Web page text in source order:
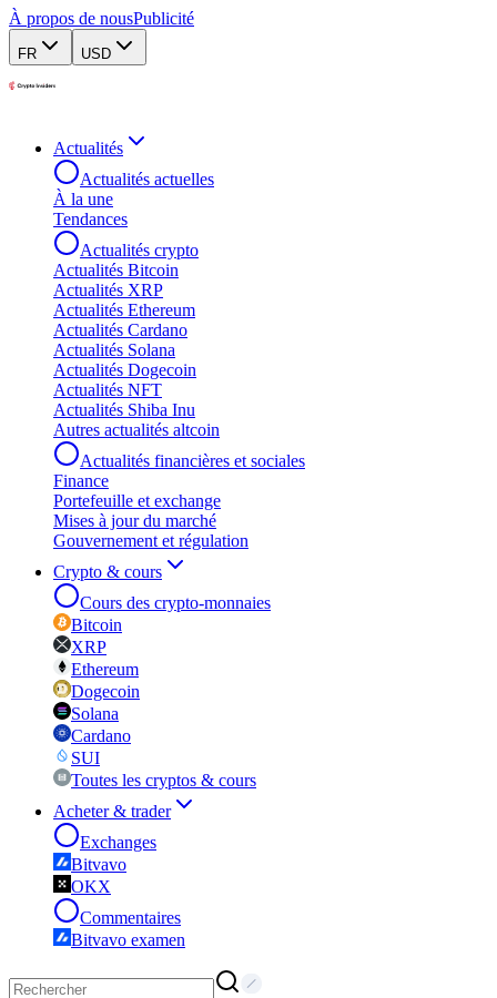
À propos de nousPublicité
FR USD
Actualités
Actualités actuelles
À la une
Tendances
Actualités crypto
Actualités Bitcoin
Actualités XRP
Actualités Ethereum
Actualités Cardano
Actualités Solana
Actualités Dogecoin
Actualités NFT
Actualités Shiba Inu
Autres actualités altcoin
Actualités financières et sociales
Finance
Portefeuille et exchange
Mises à jour du marché
Gouvernement et régulation
Crypto & cours
Cours des crypto-monnaies
Bitcoin
XRP
Ethereum
Dogecoin
Solana
Cardano
SUI
Toutes les cryptos & cours
Acheter & trader
Exchanges
Bitvavo
OKX
Commentaires
Bitvavo examen